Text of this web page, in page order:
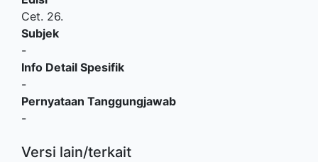
Cet. 26.
Subjek
-
Info Detail Spesifik
-
Pernyataan Tanggungjawab
-
Versi lain/terkait